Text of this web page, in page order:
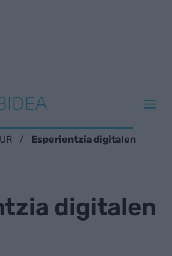
Esperientzia digitalen
digitalen